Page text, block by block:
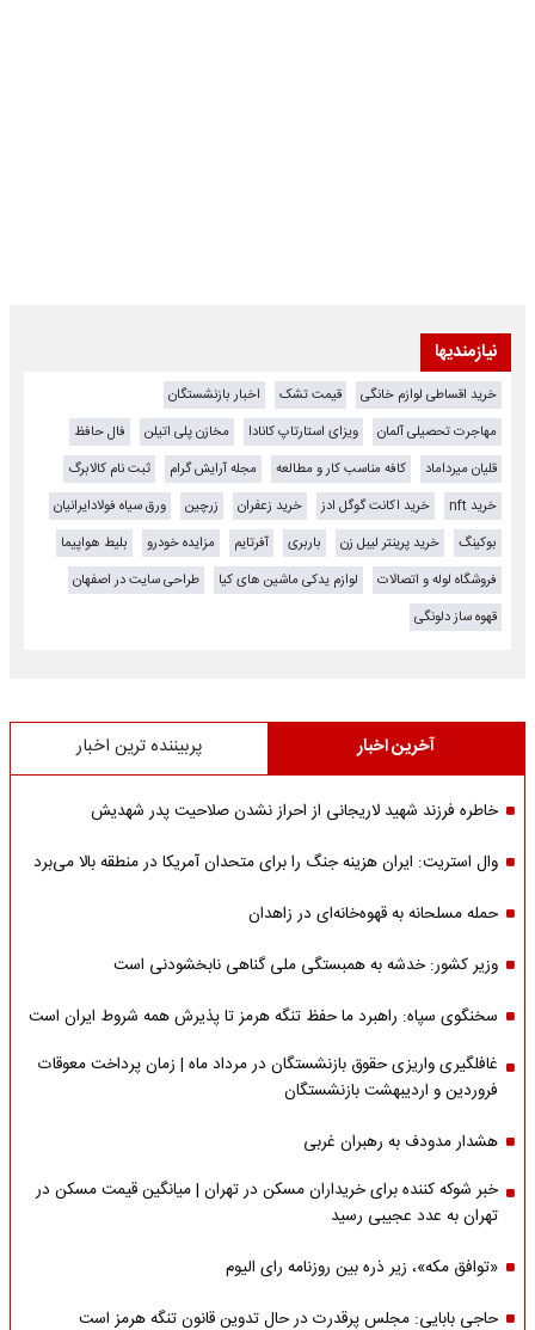
نیازمندیها
خرید اقساطی لوازم خانگی قیمت تشک
اخبار بازنشستگان
مهاجرت تحصیلی آلمان
ویزای استارتاپ کانادا مخازن پلی اتیلن
فال حافظ
قلیان میرداماد
کافه مناسب کار و مطالعه مجله آرایش گرام
ثبت نام کالابرگ
خرید nft
خرید اکانت گوگل ادز خرید زعفران زرچین
ورق سیاه فولادایرانیان
بوکینگ
خرید پرینتر لیبل زن باربری آفرتایم مزایده خودرو
بلیط هواپیما
فروشگاه لوله و اتصالات
لوازم یدکی ماشین های کیا
طراحی سایت در اصفهان
قهوه ساز دلونگی
آخرین اخبار پربیننده ترین اخبار
خاطره فرزند شهید لاریجانی از احراز نشدن صلاحیت پدر شهدیش
وال استریت: ایران هزینه جنگ را برای متحدان آمریکا در منطقه بالا می‌برد
حمله مسلحانه به قهوه‌خانه‌ای در زاهدان
وزیر کشور: خدشه به همبستگی ملی گناهی نابخشودنی است
سخنگوی سپاه: راهبرد ما حفظ تنگه هرمز تا پذیرش همه شروط ایران است
غافلگیری واریزی حقوق بازنشستگان در مرداد ماه | زمان پرداخت معوقات
فروردین و اردیبهشت بازنشستگان
هشدار مدودف به رهبران غربی
خبر شوکه کننده برای خریداران مسکن در تهران | میانگین قیمت مسکن در
تهران به عدد عجیبی رسید
«توافق مکه»، زیر ذره بین روزنامه رای الیوم
حاجی بابایی: مجلس پرقدرت در حال تدوین قانون تنگه هرمز است